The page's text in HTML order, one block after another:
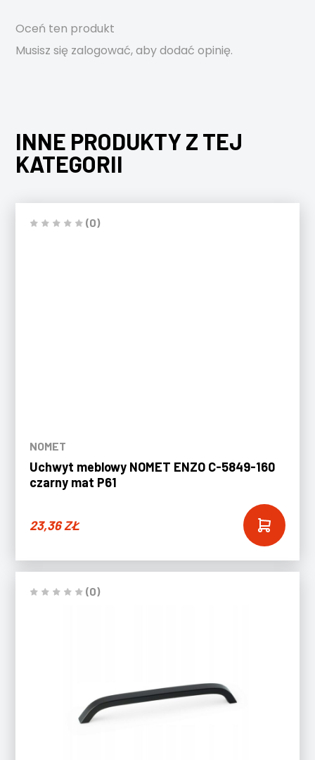
Oceń ten produkt
Musisz się zalogować, aby dodać opinię.
INNE PRODUKTY Z TEJ
KATEGORII
(0)
NOMET
Uchwyt meblowy NOMET ENZO C-5849-160
czarny mat P61
23,36ZŁ
(0)